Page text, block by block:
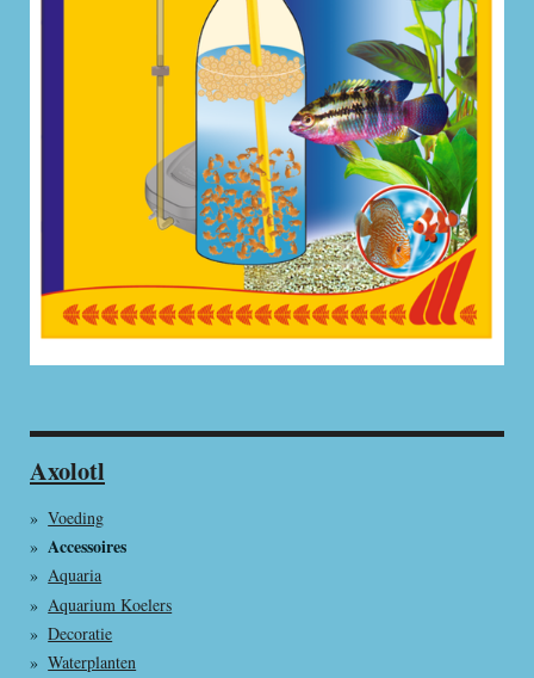
Axolotl
Voeding
Accessoires
Aquaria
Aquarium Koelers
Decoratie
Waterplanten